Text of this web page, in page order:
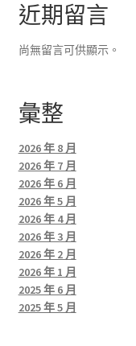
近期留言
尚無留言可供顯示。
彙整
2026 年 8 月
2026 年 7 月
2026 年 6 月
2026 年 5 月
2026 年 4 月
2026 年 3 月
2026 年 2 月
2026 年 1 月
2025 年 6 月
2025 年 5 月